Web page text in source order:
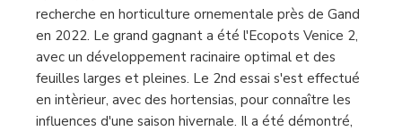
recherche en horticulture ornementale près de Gand
en 2022. Le grand gagnant a été l'Ecopots Venice 2,
avec un développement racinaire optimal et des
feuilles larges et pleines. Le 2nd essai s'est effectué
en intèrieur, avec des hortensias, pour connaître les
influences d'une saison hivernale. Il a été démontré,